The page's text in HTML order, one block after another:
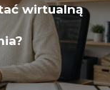
wirtualną